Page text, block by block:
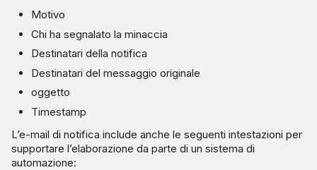
Motivo
Chi ha segnalato la minaccia
Destinatari della notifica
Destinatari del messaggio originale
oggetto
Timestamp
L’e-mail di notifica include anche le seguenti intestazioni per
supportare l’elaborazione da parte di un sistema di
automazione: